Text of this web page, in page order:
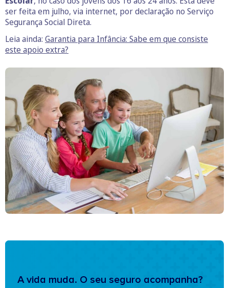
ser feita em julho, via internet, por declaração no Serviço
Segurança Social Direta.
Leia ainda: Garantia para Infância: Sabe em que consiste
este apoio extra?
A vida muda. O seu seguro acompanha?